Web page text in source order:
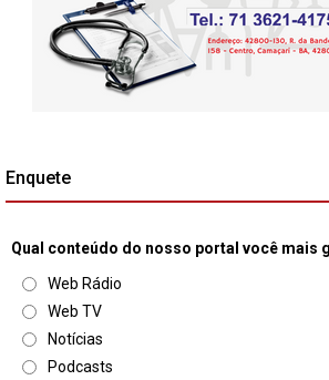
Enquete
Qual conteúdo do nosso portal você mais
Web Rádio
Web TV
Notícias
Podcasts